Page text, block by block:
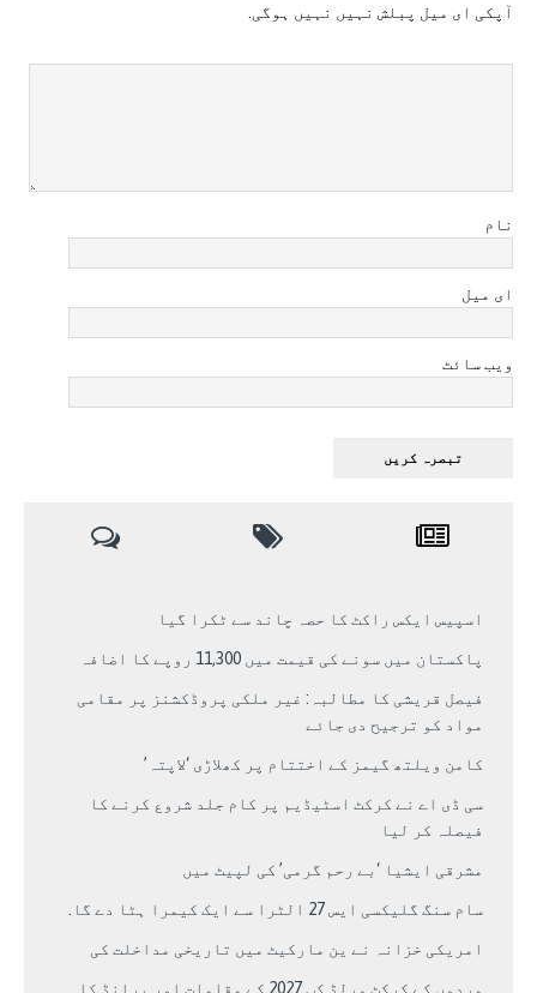
آپکی ای ميل پبلش نہيں نہيں ہوگی.
نام
ای میل
ویب سائٹ
اسپیس ایکس راکٹ کا حصہ چاند سے ٹکرا گیا
پاکستان میں سونے کی قیمت میں 11,300 روپے کا اضافہ
فیصل قریشی کا مطالبہ: غیر ملکی پروڈکشنز پر مقامی
مواد کو ترجیح دی جائے
کامن ویلتھ گیمز کے اختتام پر کھلاڑی ‘لاپتہ’
سی ڈی اے نے کرکٹ اسٹیڈیم پر کام جلد شروع کرنے کا
فیصلہ کر لیا
مشرقی ایشیا ‘بے رحم گرمی’ کی لپیٹ میں
سام سنگ گلیکسی ایس 27 الٹرا سے ایک کیمرا ہٹا دے گا.
امریکی خزانہ نے ین مارکیٹ میں تاریخی مداخلت کی
مردوں کے کرکٹ ورلڈ کپ 2027 کے مقامات اور برانڈ کا